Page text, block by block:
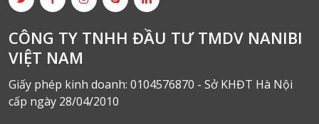
CÔNG TY TNHH ĐẦU TƯ TMDV NANIBI
VIỆT NAM
Giấy phép kinh doanh: 0104576870 - Sở KHĐT Hà Nội
cấp ngày 28/04/2010